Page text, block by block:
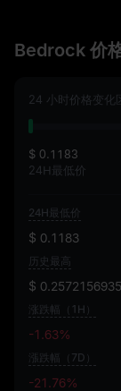
Bedrock 价
24 小时价格变化
$ 0.1183
24H最低价
24H最低价
$ 0.1183
历史最高
$
涨跌幅（1H）
-1.63%
漲跌幅（7D）
-21.76%